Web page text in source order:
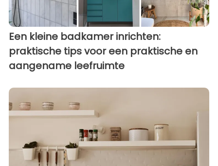
Een kleine badkamer inrichten:
praktische tips voor een praktische en
aangename leefruimte